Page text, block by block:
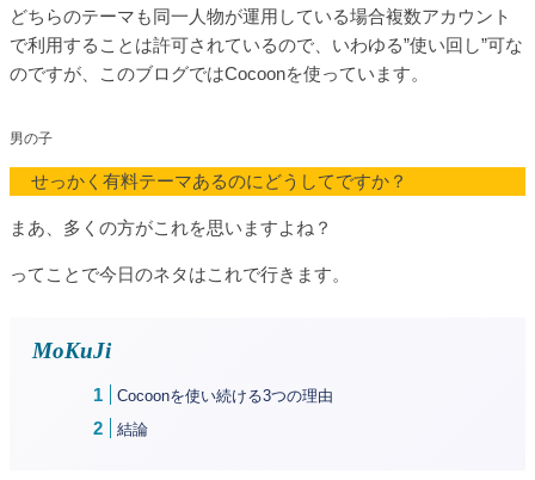
どちらのテーマも同一人物が運用している場合複数アカウント
で利用することは許可されているので、いわゆる”使い回し”可な
のですが、このブログではCocoonを使っています。
せっかく有料テーマあるのにどうしてですか？
まあ、多くの方がこれを思いますよね？
ってことで今日のネタはこれで行きます。
MoKuJi
Cocoonを使い続ける3つの理由
結論